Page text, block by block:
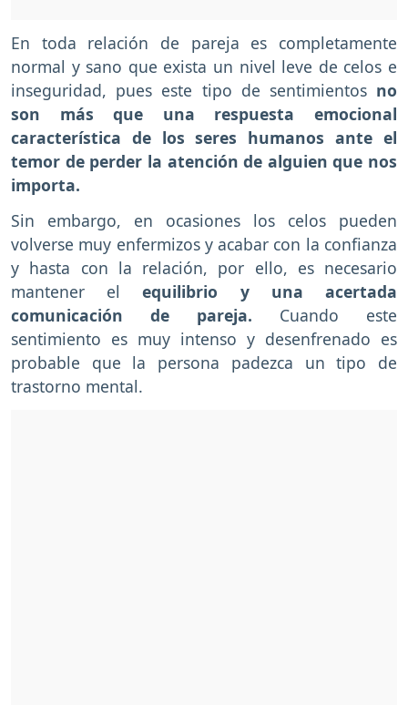
En toda relación de pareja es completamente
normal y sano que exista un nivel leve de celos e
inseguridad, pues este tipo de sentimientosno
son más que una respuesta emocional
característica de los seres humanos ante el
temor de perder la atención de alguien que nos
importa.
Sin embargo, en ocasiones los celos pueden
volverse muy enfermizos y acabar con la confianza
y hasta con la relación, por ello, es necesario
mantener el equilibrio y una acertada
comunicación de pareja. Cuando este
sentimiento es muy intenso y desenfrenado es
probable que la persona padezca un tipo de
trastorno mental.